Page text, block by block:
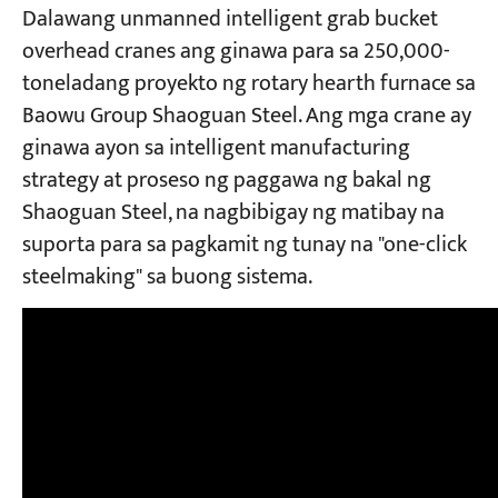
Dalawang unmanned intelligent grab bucket
overhead cranes ang ginawa para sa 250,000-
toneladang proyekto ng rotary hearth furnace sa
Baowu Group Shaoguan Steel. Ang mga crane ay
ginawa ayon sa intelligent manufacturing
strategy at proseso ng paggawa ng bakal ng
Shaoguan Steel, na nagbibigay ng matibay na
suporta para sa pagkamit ng tunay na "one-click
steelmaking" sa buong sistema.